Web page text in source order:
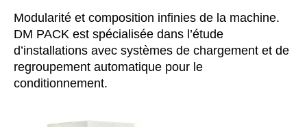
Modularité et composition infinies de la machine.
DM PACK est spécialisée dans l’étude
d’installations avec systèmes de chargement et de
regroupement automatique pour le
conditionnement.